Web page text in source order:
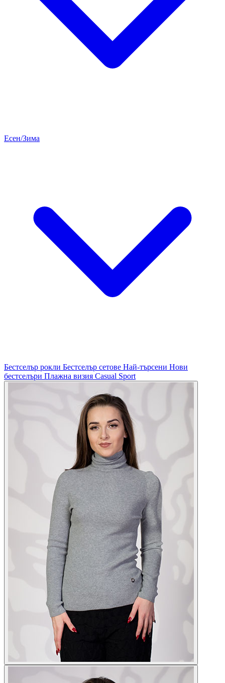
Есен/Зима
Бестселър рокли Бестселър сетове Най-търсени Нови
бестселъри Плажна визия Casual Sport